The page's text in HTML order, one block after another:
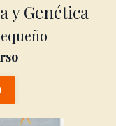
y Genética